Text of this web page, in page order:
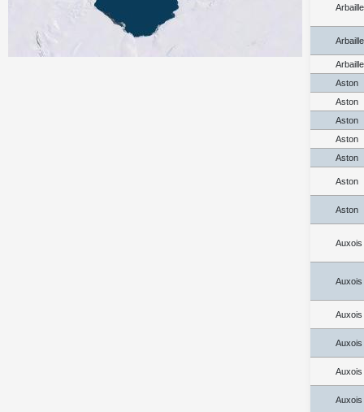
Aston
Aston
Aston
Aston
Aston
Aston
Aston
Auxois
Auxois
Auxois
Auxois
Auxois
Auxois